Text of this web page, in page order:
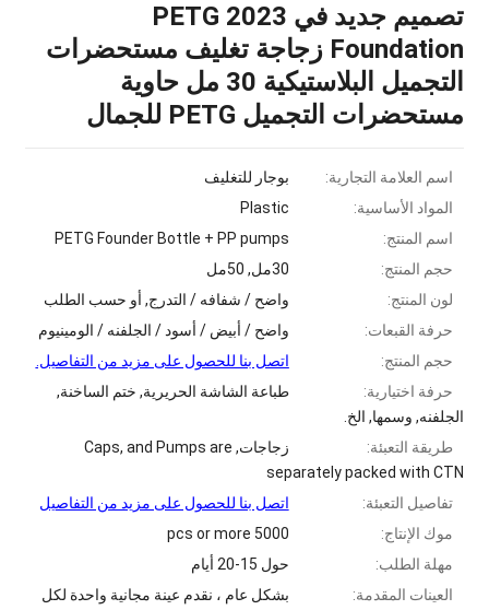
تصميم جديد في 2023 PETG
Foundation زجاجة تغليف مستحضرات
التجميل البلاستيكية 30 مل حاوية
مستحضرات التجميل PETG للجمال
اسم العلامة التجارية:
بوجار للتغليف
المواد الأساسية:
Plastic
اسم المنتج:
PETG Founder Bottle + PP pumps
حجم المنتج:
30مل, 50مل
لون المنتج:
واضح / شفافه / التدرج, أو حسب الطلب
حرفة القبعات:
واضح / أبيض / أسود / الجلفنه / الومينيوم
حجم المنتج:
اتصل بنا للحصول على مزيد من التفاصيل.
حرفة اختيارية:
طباعة الشاشة الحريرية, ختم الساخنة,
الجلفنه, وسمها, الخ.
طريقة التعبئة:
زجاجات, Caps, and Pumps are
separately packed with CTN
تفاصيل التعبئة:
اتصل بنا للحصول على مزيد من التفاصيل
موك الإنتاج:
5000
pcs or more
مهلة الطلب:
حول 15-20 أيام
العينات المقدمة:
بشكل عام ، نقدم عينة مجانية واحدة لكل